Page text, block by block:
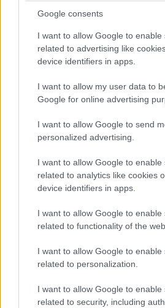
Google consents
I want to allow Google to enable
related to advertising like
device identifiers in apps.
I want to allow my user data to
Google for online advertising
I want to allow Google to send
personalized advertising.
I want to allow Google to enable
related to analytics like cookies
device identifiers in apps.
I want to allow Google to enable
related to functionality of the
I want to allow Google to enable
related to personalization.
I want to allow Google to enable
related to security, including